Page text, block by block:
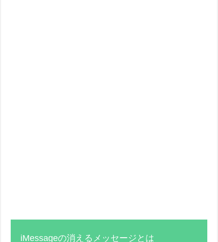
iMessageの消えるメッセージとは